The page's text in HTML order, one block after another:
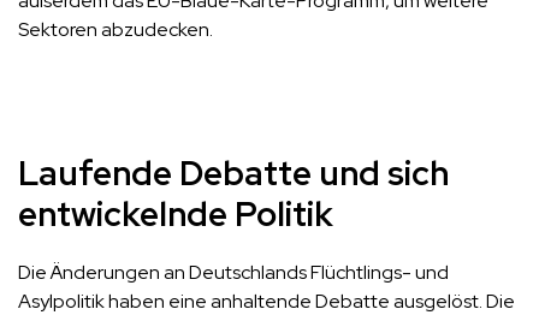
Sektoren abzudecken.
Laufende Debatte und sich
entwickelnde Politik
Die Änderungen an Deutschlands Flüchtlings- und
Asylpolitik haben eine anhaltende Debatte ausgelöst. Die